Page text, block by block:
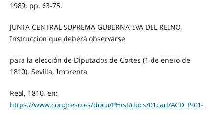
1989, pp. 63-75.
JUNTA CENTRAL SUPREMA GUBERNATIVA DEL REINO,
Instrucción que deberá observarse
para la elección de Diputados de Cortes (1 de enero de
1810), Sevilla, Imprenta
Real, 1810, en:
https://www.congreso.es/docu/PHist/docs/01cad/ACD_P-01-